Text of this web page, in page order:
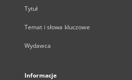
Tytuł
Temat i słowa kluczowe
Wydawca
Informacje